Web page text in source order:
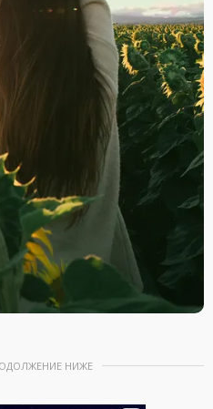
НИЖЕ